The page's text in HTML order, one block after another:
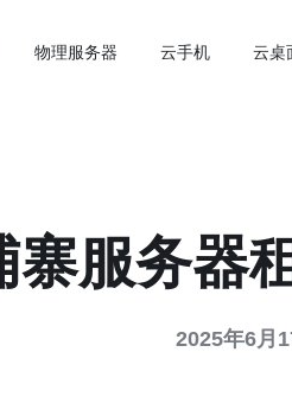
物理服务器 云手机 云桌
寨服务器
2025年6月